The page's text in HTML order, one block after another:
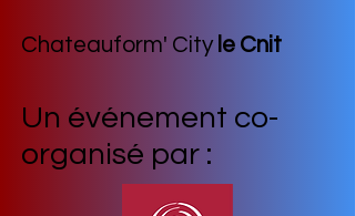
Chateauform' City le Cnit
Un événement co-
organisé par :